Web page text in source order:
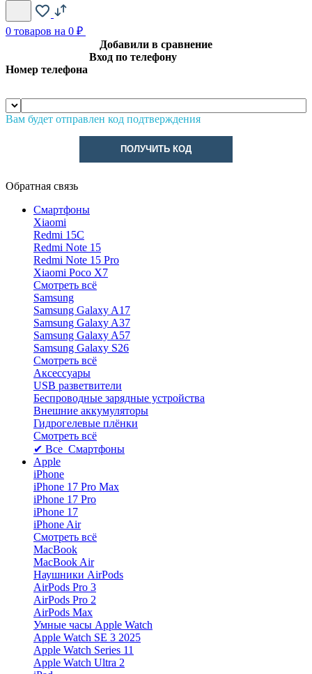
0 товаров на 0 ₽
Добавили в сравнение
Вход по телефону
Номер телефона
Вам будет отправлен код подтверждения
ПОЛУЧИТЬ КОД
Обратная связь
Смартфоны
Xiaomi
Redmi 15C
Redmi Note 15
Redmi Note 15 Pro
Xiaomi Poco X7
Смотреть всё
Samsung
Samsung Galaxy A17
Samsung Galaxy A37
Samsung Galaxy A57
Samsung Galaxy S26
Смотреть всё
Аксессуары
USB разветвители
Беспроводные зарядные устройства
Внешние аккумуляторы
Гидрогелевые плёнки
Смотреть всё
✔ Все Смартфоны
Apple
iPhone
iPhone 17 Pro Max
iPhone 17 Pro
iPhone 17
iPhone Air
Смотреть всё
MacBook
MacBook Air
Наушники AirPods
AirPods Pro 3
AirPods Pro 2
AirPods Max
Умные часы Apple Watch
Apple Watch SE 3 2025
Apple Watch Series 11
Apple Watch Ultra 2